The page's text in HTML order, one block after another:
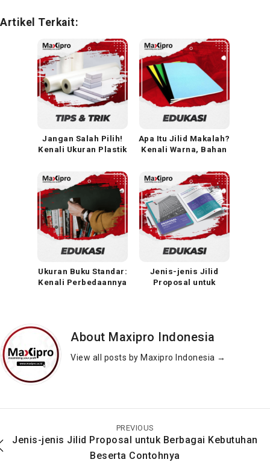
Artikel Terkait:
Jangan Salah Pilih!
Kenali Ukuran Plastik
Apa Itu Jilid Makalah?
Kenali Warna, Bahan
Benar
Ukuran Buku Standar:
Kenali Perbedaannya
Jenis-jenis Jilid
Proposal untuk
dengan kegunaannya
About Maxipro Indonesia
View all posts by Maxipro Indonesia →
PREVIOUS
Jenis-jenis Jilid Proposal untuk Berbagai Kebutuhan
Beserta Contohnya